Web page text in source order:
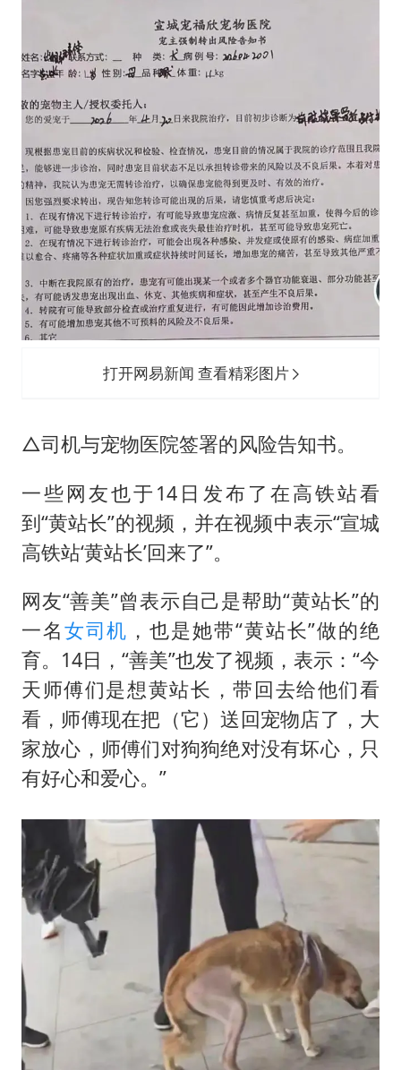
打开网易新闻 查看精彩图片
△司机与宠物医院签署的风险告知书。
一些网友也于14日发布了在高铁站看
到“黄站长”的视频，并在视频中表示“宣城
高铁站‘黄站长’回来了”。
网友“善美”曾表示自己是帮助“黄站长”的
一名女司机 ，也是她带“黄站长”做的绝
育。14日，“善美”也发了视频，表示：“今
天师傅们是想黄站长，带回去给他们看
看，师傅现在把（它）送回宠物店了，大
家放心，师傅们对狗狗绝对没有坏心，只
有好心和爱心。”